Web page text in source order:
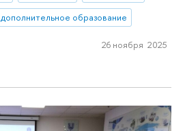
дополнительное образование
26 ноября 2025